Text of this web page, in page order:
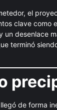
el
clave como
un desenlace
terminó
de forma